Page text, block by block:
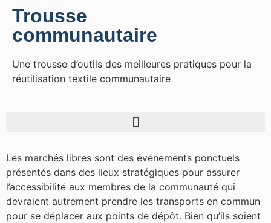
Trousse
communautaire
Une trousse d’outils des meilleures pratiques pour la
réutilisation textile communautaire
Les marchés libres sont des événements ponctuels
présentés dans des lieux stratégiques pour assurer
l’accessibilité aux membres de la communauté qui
devraient autrement prendre les transports en commun
pour se déplacer aux points de dépôt. Bien qu’ils soient